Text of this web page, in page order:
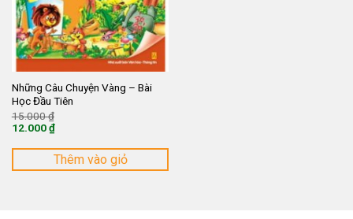
Những Câu Chuyện Vàng – Bài
Học Đầu Tiên
15.000₫
15.000 ₫.
12.000₫
hiện
là:
Thêm vào giỏ